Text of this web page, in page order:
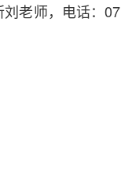
老师，电话：07